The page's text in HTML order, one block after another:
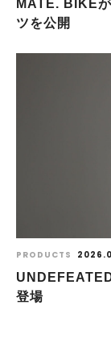
MATE. BIKE
ツを公開
PRODUCTS
登場